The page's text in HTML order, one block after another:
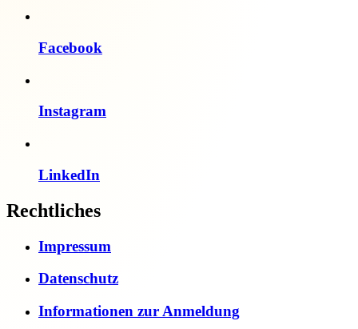
Facebook
Instagram
LinkedIn
Rechtliches
Impressum
Datenschutz
Informationen zur Anmeldung